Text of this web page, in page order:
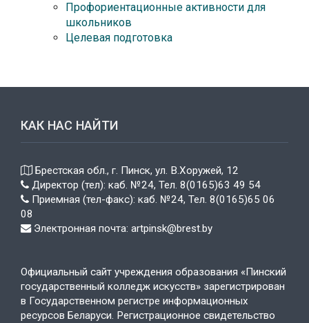
Профориентационные активности для
школьников
Целевая подготовка
КАК НАС НАЙТИ
Брестская обл., г. Пинск, ул. В.Хоружей, 12
Директор (тел): каб. №24, Тел. 8(0165)63 49 54
Приемная (тел-факс): каб. №24, Тел. 8(0165)65 06
08
Электронная почта: artpinsk@brest.by
Официальный сайт учреждения образования «Пинский
государственный колледж искусств» зарегистрирован
в Государственном регистре информационных
ресурсов Беларуси. Регистрационное свидетельство